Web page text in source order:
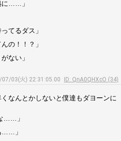
に……」
てるダス」
の！！？」
ない」
07/03(火) 22:31:05.00
ID: QnA0QHXcO (34)
なんとかしないと僕達もダヨーンに
……」
……」